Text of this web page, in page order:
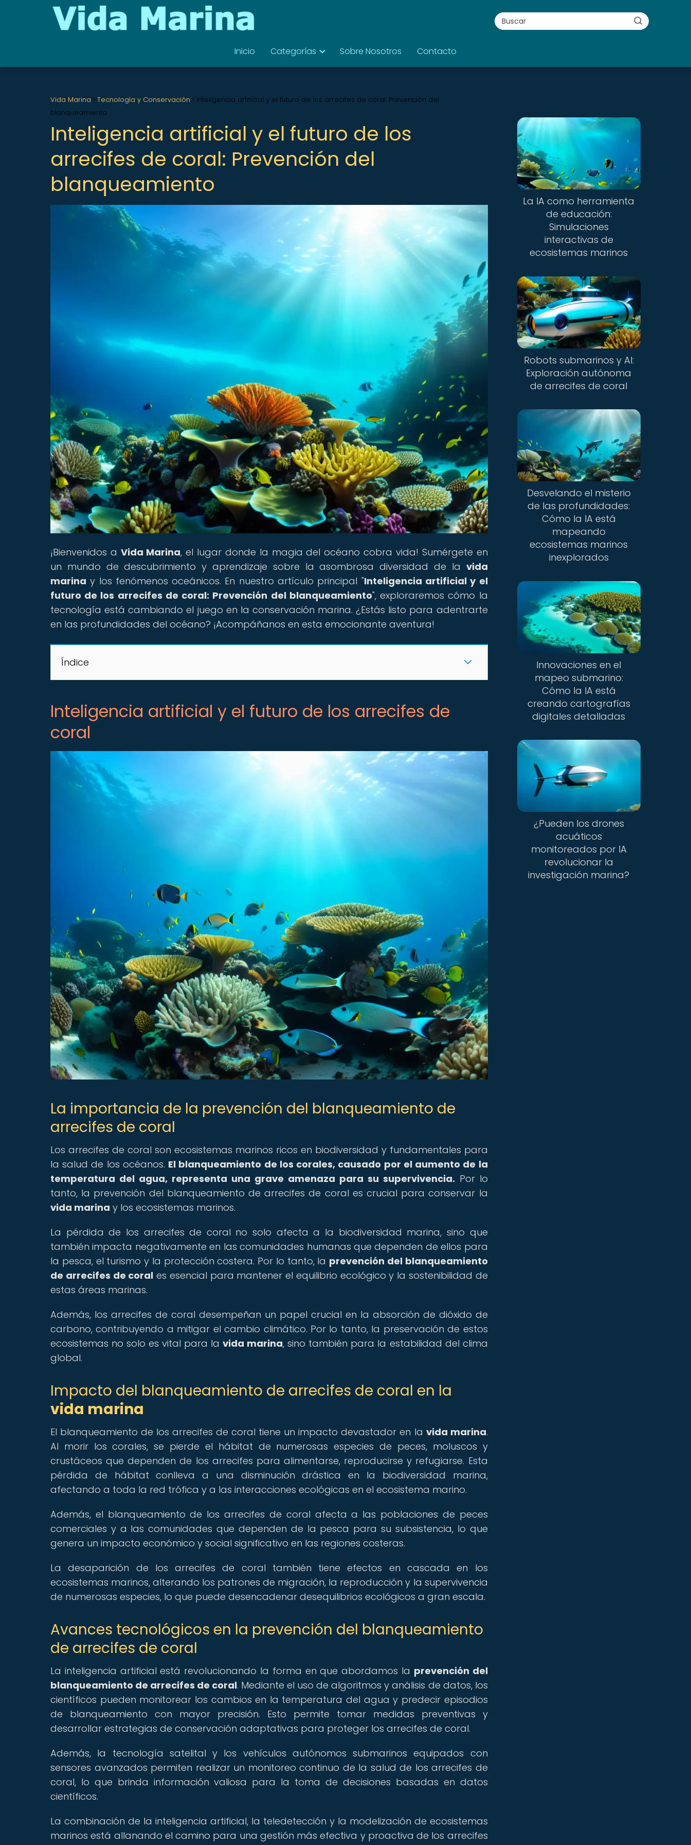
Inicio Categorías Sobre Nosotros Contacto
Vida Marina Tecnología y Conservación
Inteligencia artificial y el futuro de los arrecifes de coral: Prevención del
blanqueamiento
Inteligencia artificial y el futuro de los
arrecifes de coral: Prevención del
blanqueamiento
¡Bienvenidos a Vida Marina, el lugar donde la magia del océano cobra vida! Sumérgete en
un mundo de descubrimiento y aprendizaje sobre la asombrosa diversidad de la vida
marina y los fenómenos oceánicos. En nuestro artículo principal "Inteligencia artificial y el
futuro de los arrecifes de coral: Prevención del blanqueamiento", exploraremos cómo la
tecnología está cambiando el juego en la conservación marina. ¿Estás listo para adentrarte
en las profundidades del océano? ¡Acompáñanos en esta emocionante aventura!
Índice
Inteligencia artificial y el futuro de los arrecifes de
coral
La importancia de la prevención del blanqueamiento de
arrecifes de coral
Los arrecifes de coral son ecosistemas marinos ricos en biodiversidad y fundamentales para
la salud de los océanos. El blanqueamiento de los corales, causado por el aumento de la
temperatura del agua, representa una grave amenaza para su supervivencia. Por lo
tanto, la prevención del blanqueamiento de arrecifes de coral es crucial para conservar la
vida marina y los ecosistemas marinos.
La pérdida de los arrecifes de coral no solo afecta a la biodiversidad marina, sino que
también impacta negativamente en las comunidades humanas que dependen de ellos para
la pesca, el turismo y la protección costera. Por lo tanto, la prevención del blanqueamiento
de arrecifes de coral es esencial para mantener el equilibrio ecológico y la sostenibilidad de
estas áreas marinas.
Además, los arrecifes de coral desempeñan un papel crucial en la absorción de dióxido de
carbono, contribuyendo a mitigar el cambio climático. Por lo tanto, la preservación de estos
ecosistemas no solo es vital para lavida marina, sino también para la estabilidad del clima
global.
Impacto del blanqueamiento de arrecifes de coral en la
vida marina
El blanqueamiento de los arrecifes de coral tiene un impacto devastador en la vida marina.
Al morir los corales, se pierde el hábitat de numerosas especies de peces, moluscos y
crustáceos que dependen de los arrecifes para alimentarse, reproducirse y refugiarse. Esta
pérdida de hábitat conlleva a una disminución drástica en la biodiversidad marina,
afectando a toda la red trófica y a las interacciones ecológicas en el ecosistema marino.
Además, el blanqueamiento de los arrecifes de coral afecta a las poblaciones de peces
comerciales y a las comunidades que dependen de la pesca para su subsistencia, lo que
genera un impacto económico y social significativo en las regiones costeras.
La desaparición de los arrecifes de coral también tiene efectos en cascada en los
ecosistemas marinos, alterando los patrones de migración, la reproducción y la supervivencia
de numerosas especies, lo que puede desencadenar desequilibrios ecológicos a gran escala.
Avances tecnológicos en la prevención del blanqueamiento
de arrecifes de coral
La inteligencia artificial está revolucionando la forma en que abordamos la prevención del
blanqueamiento de arrecifes de coral. Mediante el uso de algoritmos y análisis de datos, los
científicos pueden monitorear los cambios en la temperatura del agua y predecir episodios
de blanqueamiento con mayor precisión. Esto permite tomar medidas preventivas y
desarrollar estrategias de conservación adaptativas para proteger los arrecifes de coral.
Además, la tecnología satelital y los vehículos autónomos submarinos equipados con
sensores avanzados permiten realizar un monitoreo continuo de la salud de los arrecifes de
coral, lo que brinda información valiosa para la toma de decisiones basadas en datos
científicos.
La combinación de la inteligencia artificial, la teledetección y la modelización de ecosistemas
marinos está allanando el camino para una gestión más efectiva y proactiva de los arrecifes
La IA como herramienta
de educación:
Simulaciones
interactivas de
ecosistemas marinos
Robots submarinos y AI:
Exploración autónoma
de arrecifes de coral
Desvelando el misterio
de las profundidades:
Cómo la IA está
mapeando
ecosistemas marinos
inexplorados
Innovaciones en el
mapeo submarino:
Cómo la IA está
creando cartografías
digitales detalladas
¿Pueden los drones
acuáticos
monitoreados por IA
revolucionar la
investigación marina?